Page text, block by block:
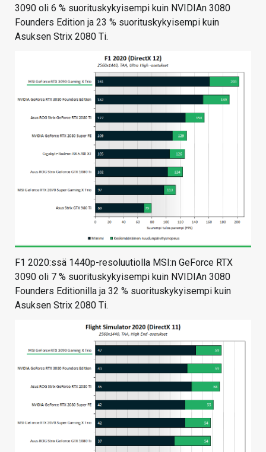
3090 oli 6 % suorituskykyisempi kuin NVIDIAn 3080
Founders Edition ja 23 % suorituskykyisempi kuin
Asuksen Strix 2080 Ti.
F1 2020:ssä 1440p-resoluutiolla MSI:n GeForce RTX
3090 oli 7 % suorituskykyisempi kuin NVIDIAn 3080
Founders Editionilla ja 32 % suorituskykyisempi kuin
Asuksen Strix 2080 Ti.